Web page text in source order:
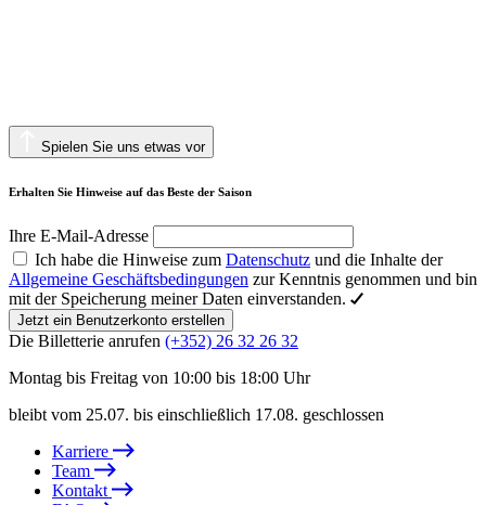
Spielen Sie uns etwas vor
Erhalten Sie Hinweise auf das Beste der Saison
Ihre E-Mail-Adresse
Ich habe die Hinweise zum Datenschutz und die Inhalte der
Allgemeine Geschäftsbedingungen zur Kenntnis genommen und bin
mit der Speicherung meiner Daten einverstanden.
Jetzt ein Benutzerkonto erstellen
Die Billetterie anrufen (+352) 26 32 26 32
Montag bis Freitag von 10:00 bis 18:00 Uhr
bleibt vom 25.07. bis einschließlich 17.08. geschlossen
Karriere
Team
Kontakt